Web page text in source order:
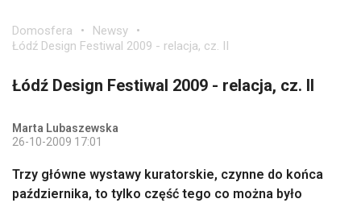
Domosfera
Newsy
Łódź Design Festiwal 2009 - relacja, cz. II
Łódź Design Festiwal 2009 - relacja, cz. II
Marta Lubaszewska
26-10-2009 17:01
Trzy główne wystawy kuratorskie, czynne do końca
października, to tylko część tego co można było